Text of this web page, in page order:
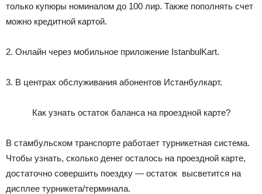
только купюры номиналом до 100 лир. Также пополнять счет
можно кредитной картой.
2. Онлайн через мобильное приложение IstanbulKart.
3. В центрах обслуживания абонентов Истанбулкарт.
Как узнать остаток баланса на проездной карте?
В стамбульском транспорте работает турникетная система.
Чтобы узнать, сколько денег осталось на проездной карте,
достаточно совершить поездку — остаток высветится на
дисплее турникета/терминала.